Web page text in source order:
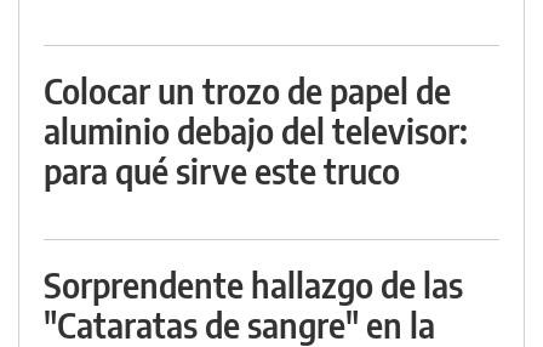
Colocar un trozo de papel de
aluminio debajo del televisor:
para qué sirve este truco
Sorprendente hallazgo de las
"Cataratas de sangre" en la